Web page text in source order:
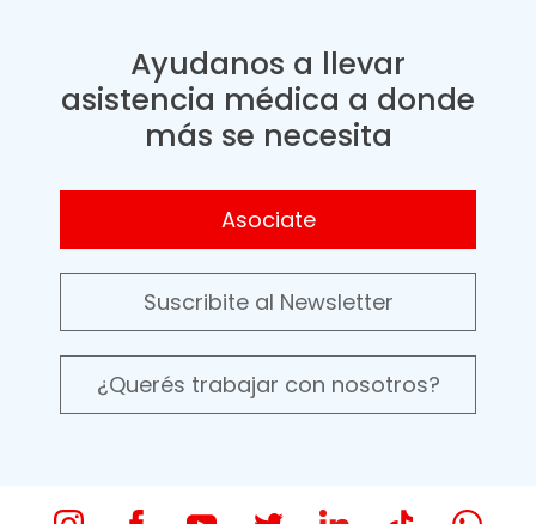
Ayudanos a llevar
asistencia médica a donde
más se necesita
Asociate
Suscribite al Newsletter
¿Querés trabajar con nosotros?